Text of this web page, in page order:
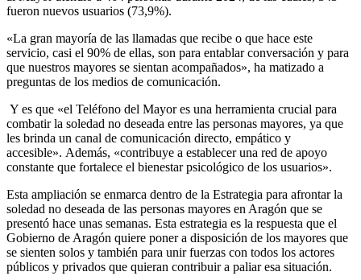
fueron nuevos usuarios (73,9%).
«La gran mayoría de las llamadas que recibe o que hace este
servicio, casi el 90% de ellas, son para entablar conversación y para
que nuestros mayores se sientan acompañados», ha matizado a
preguntas de los medios de comunicación.
Y es que «el Teléfono del Mayor es una herramienta crucial para
combatir la soledad no deseada entre las personas mayores, ya que
les brinda un canal de comunicación directo, empático y
accesible». Además, «contribuye a establecer una red de apoyo
constante que fortalece el bienestar psicológico de los usuarios».
Esta ampliación se enmarca dentro de la Estrategia para afrontar la
soledad no deseada de las personas mayores en Aragón que se
presentó hace unas semanas. Esta estrategia es la respuesta que el
Gobierno de Aragón quiere poner a disposición de los mayores que
se sienten solos y también para unir fuerzas con todos los actores
públicos y privados que quieran contribuir a paliar esa situación.